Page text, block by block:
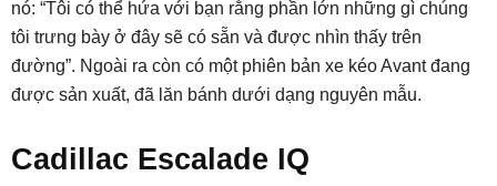
nó: “Tôi có thể hứa với bạn rằng phần lớn những gì chúng
tôi trưng bày ở đây sẽ có sẵn và được nhìn thấy trên
đường”. Ngoài ra còn có một phiên bản xe kéo Avant đang
được sản xuất, đã lăn bánh dưới dạng nguyên mẫu.
Cadillac Escalade IQ